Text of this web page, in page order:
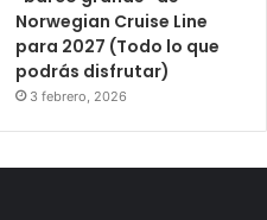
Norwegian Cruise Line
para 2027 (Todo lo que
podrás disfrutar)
3 febrero, 2026